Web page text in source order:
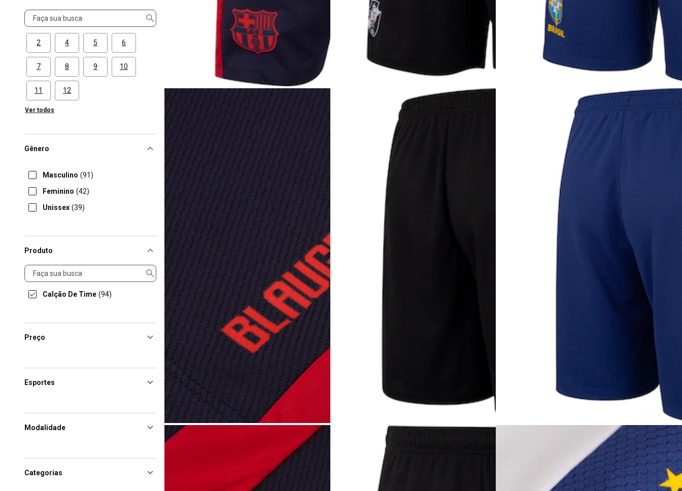
Tamanho
2 4 5 6
7 8 9 10
11 12
Ver todos
Gênero
Masculino (91)
Feminino (42)
Unissex (39)
Produto
Produto
Calção De Time (94)
Preço
Esportes
Modalidade
Categorias